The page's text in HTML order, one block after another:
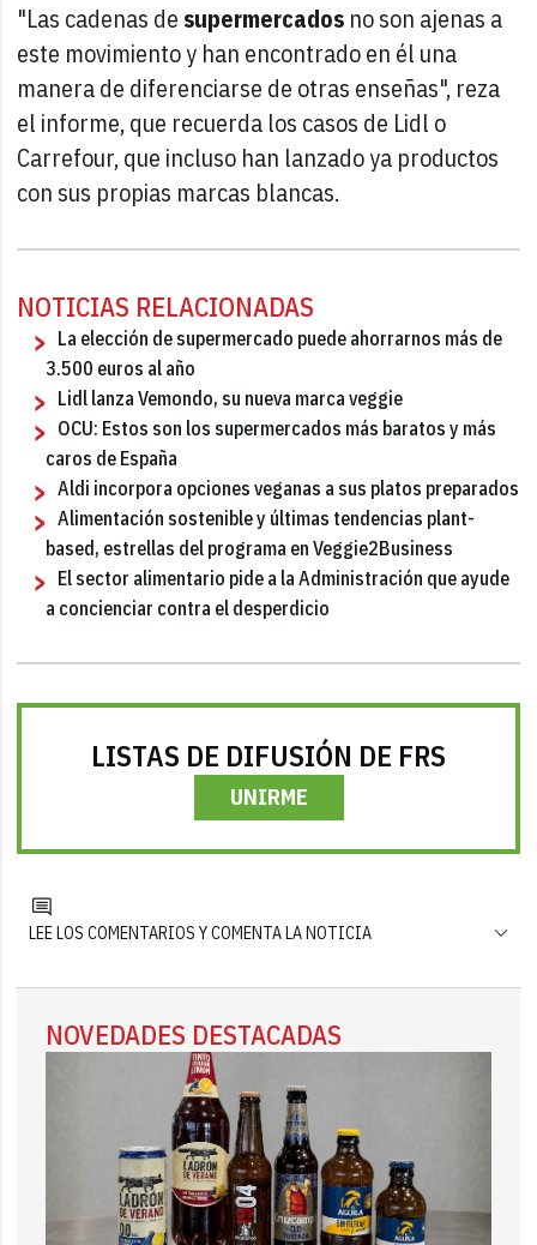
"Las cadenas de supermercados no son ajenas a
este movimiento y han encontrado en él una
manera de diferenciarse de otras enseñas", reza
el informe, que recuerda los casos de Lidl o
Carrefour, que incluso han lanzado ya productos
con sus propias marcas blancas.
NOTICIAS RELACIONADAS
La elección de supermercado puede ahorrarnos más de
3.500 euros al año
Lidl lanza Vemondo, su nueva marca veggie
OCU: Estos son los supermercados más baratos y más
caros de España
Aldi incorpora opciones veganas a sus platos preparados
Alimentación sostenible y últimas tendencias plant-
based, estrellas del programa en Veggie2Business
El sector alimentario pide a la Administración que ayude
a concienciar contra el desperdicio
LISTAS DE DIFUSIÓN DE FRS
UNIRME
LEE LOS COMENTARIOS Y COMENTA LA NOTICIA
NOVEDADES DESTACADAS